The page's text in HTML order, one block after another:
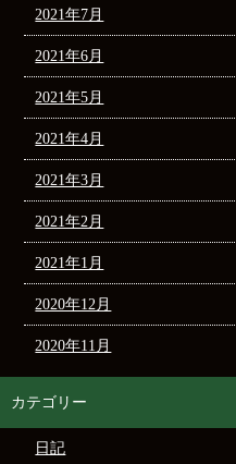
2021年7月
2021年6月
2021年5月
2021年4月
2021年3月
2021年2月
2021年1月
2020年12月
2020年11月
カテゴリー
日記